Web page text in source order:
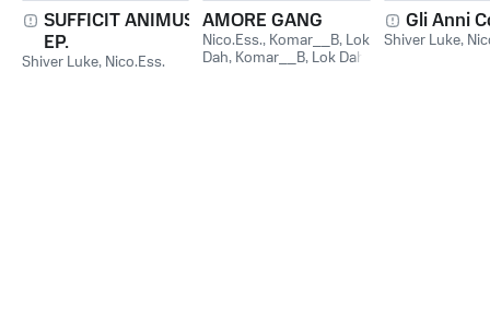
SUFFICIT ANIMUS
EP.
Shiver Luke, Nico.Ess.
AMORE GANG
Nico.Ess., Komar__B, Lok
Dah, Komar__B, Lok Dah
Gli Anni
Shiver Luke,